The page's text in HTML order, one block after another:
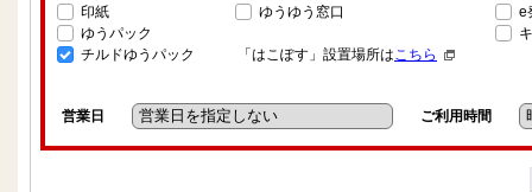
印紙
ゆうパック
チルドゆうパック
ゆうゆう窓口
「はこぽす」設置場所はこちら
e
営業日 ご利用時間